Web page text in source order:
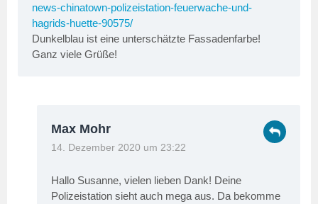
news-chinatown-polizeistation-feuerwache-und-
hagrids-huette-90575/
Dunkelblau ist eine unterschätzte Fassadenfarbe!
Ganz viele Grüße!
Max Mohr
14. Dezember 2020 um 23:22
Hallo Susanne, vielen lieben Dank! Deine
Polizeistation sieht auch mega aus. Da bekomme